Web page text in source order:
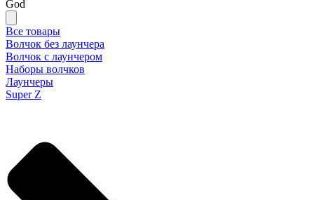
God
Все товары
Волчок без лаунчера
Волчок с лаунчером
Наборы волчков
Лаунчеры
Super Z